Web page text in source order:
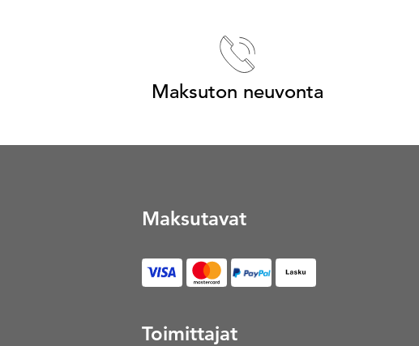
Maksuton neuvonta
Maksutavat
Lasku (Avautuu uuteen
Toimittajat